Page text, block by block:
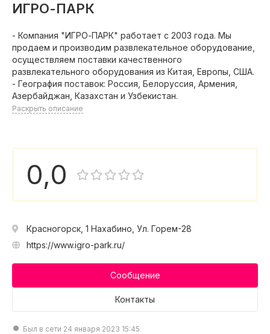
ИГРО-ПАРК
- Компания "ИГРО-ПАРК" работает с 2003 года. Мы
продаем и производим развлекательное оборудование,
осуществляем поставки качественного
развлекательного оборудования из Китая, Европы, США.
- География поставок: Россия, Белоруссия, Армения,
Азербайджан, Казахстан и Узбекистан.
Раскрыть описание
0,0
Красногорск, 1 Нахабино, Ул. Горем-28
https://www.igro-park.ru/
Сообщение
Контакты
Был в сети 24 января 2023 15:45